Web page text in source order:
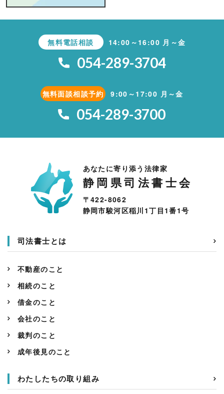
無料電話相談 14:00～16:00 月～金
054-289-3704
無料面談相談予約 9:00～17:00 月～金
054-289-3700
あなたに寄り添う法律家
静岡県司法書士会
〒422-8062
静岡市駿河区稲川1丁目1番1号
司法書士とは
不動産のこと
相続のこと
借金のこと
会社のこと
裁判のこと
成年後見のこと
わたしたちの取り組み